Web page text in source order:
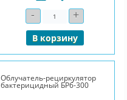
- Количество+
В корзину
Облучатель-рециркулятор
бактерицидный БР6-300